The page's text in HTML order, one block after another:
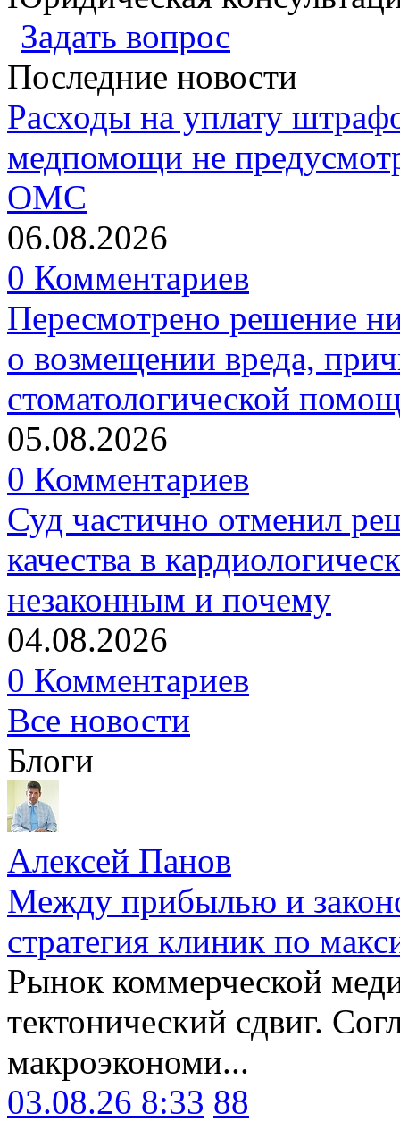
Задать вопрос
Последние новости
Расходы на уплату
медпомощи не
ОМС
06.08.2026
0 Комментариев
Пересмотрено решение
о возмещении вреда,
стоматологической
05.08.2026
0 Комментариев
Суд частично отменил
качества в
незаконным и почему
04.08.2026
0 Комментариев
Все новости
Блоги
Алексей Панов
Между прибылью и
стратегия клиник по
Рынок коммерческой
тектонический сдвиг.
макроэкономи...
03.08.26 8:33 88